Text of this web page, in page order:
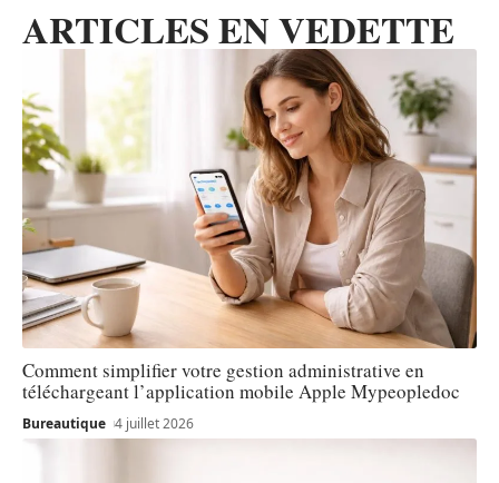
ARTICLES EN VEDETTE
Comment simplifier votre gestion administrative en
téléchargeant l’application mobile Apple Mypeopledoc
Bureautique 4 juillet 2026